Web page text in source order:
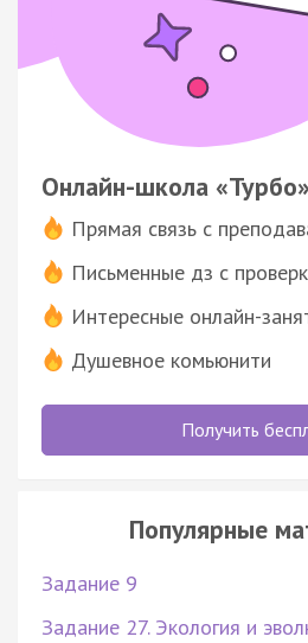
Онлайн-школа «Турбо»
Прямая связь с
Письменные дз с
Интересные онлайн-
Душевное комьюнити
Получить
Популярные
Задание 9
Задание 27. Экология и